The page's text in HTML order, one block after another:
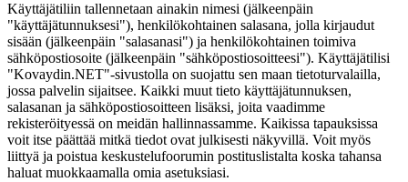
Käyttäjätiliin tallennetaan ainakin nimesi (jälkeenpäin
"käyttäjätunnuksesi"), henkilökohtainen salasana, jolla kirjaudut
sisään (jälkeenpäin "salasanasi") ja henkilökohtainen toimiva
sähköpostiosoite (jälkeenpäin "sähköpostiosoitteesi"). Käyttäjätilisi
"Kovaydin.NET"-sivustolla on suojattu sen maan tietoturvalailla,
jossa palvelin sijaitsee. Kaikki muut tieto käyttäjätunnuksen,
salasanan ja sähköpostiosoitteen lisäksi, joita vaadimme
rekisteröityessä on meidän hallinnassamme. Kaikissa tapauksissa
voit itse päättää mitkä tiedot ovat julkisesti näkyvillä. Voit myös
liittyä ja poistua keskustelufoorumin postituslistalta koska tahansa
haluat muokkaamalla omia asetuksiasi.